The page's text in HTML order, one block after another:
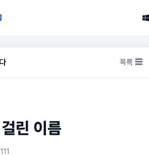
목록 ☰
린 이름